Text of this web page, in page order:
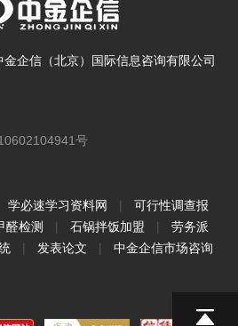
企信（北京）国际信息咨询有限公司
号
学必速学习资料网 |
可行性调查报
醛检测 | 石锅拌饭加盟 |
劳务派
| 发表论文 |
中金企信市场咨询